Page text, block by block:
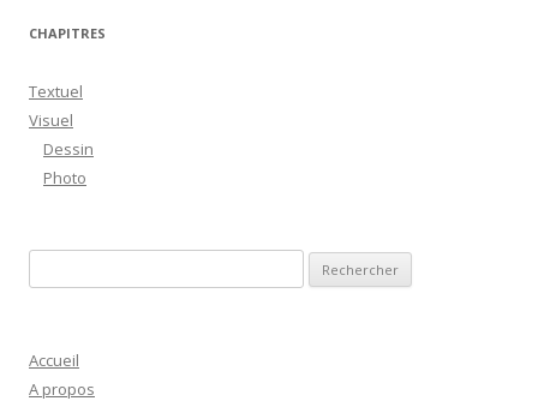
CHAPITRES
Textuel
Visuel
Dessin
Photo
e
h
e
Accueil
A propos